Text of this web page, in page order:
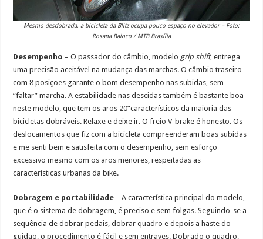
Mesmo desdobrada, a bicicleta da Blitz ocupa pouco espaço no elevador – Foto:
Rosana Baioco / MTB Brasília
Desempenho – O passador do câmbio, modelo grip shift, entrega
uma precisão aceitável na mudança das marchas. O câmbio traseiro
com 8 posições garante o bom desempenho nas subidas, sem
“faltar” marcha. A estabilidade nas descidas também é bastante boa
neste modelo, que tem os aros 20”característicos da maioria das
bicicletas dobráveis. Relaxe e deixe ir. O freio V-brake é honesto. Os
deslocamentos que fiz com a bicicleta compreenderam boas subidas
e me senti bem e satisfeita com o desempenho, sem esforço
excessivo mesmo com os aros menores, respeitadas as
características urbanas da bike.
Dobragem e portabilidade – A característica principal do modelo,
que é o sistema de dobragem, é preciso e sem folgas. Seguindo-se a
sequência de dobrar pedais, dobrar quadro e depois a haste do
guidão, o procedimento é fácil e sem entraves. Dobrado o quadro,